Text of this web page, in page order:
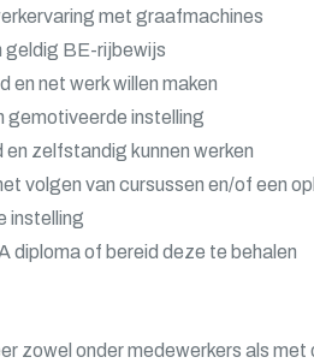
met graafmachines
geldig BE-rijbewijs
en net werk willen maken
gemotiveerde instelling
en zelfstandig kunnen werken
volgen van cursussen en/of een
instelling
diploma of bereid deze te behalen
zowel onder medewerkers als met